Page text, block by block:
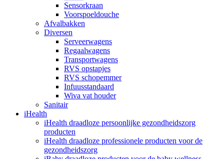
Sensorkraan
Voorspoeldouche
Afvalbakken
Diversen
Serveerwagens
Regaalwagens
Transportwagens
RVS opstapjes
RVS schopemmer
Infuusstandaard
Wiva vat houder
Sanitair
iHealth
iHealth draadloze persoonlijke gezondheidszorg
producten
iHealth draadloze professionele producten voor de
gezondheidszorg